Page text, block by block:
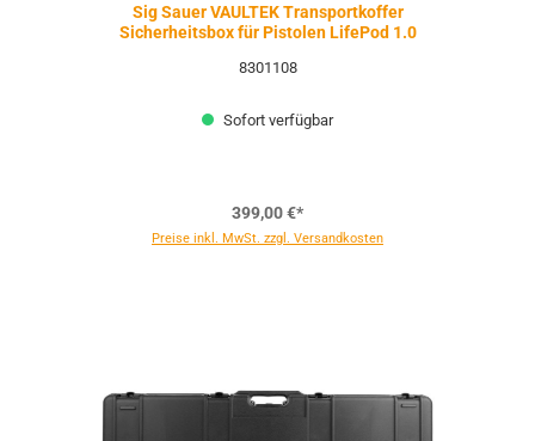
Sig Sauer VAULTEK Transportkoffer
Sicherheitsbox für Pistolen LifePod 1.0
8301108
Sofort verfügbar
399,00 €*
Preise inkl. MwSt. zzgl. Versandkosten